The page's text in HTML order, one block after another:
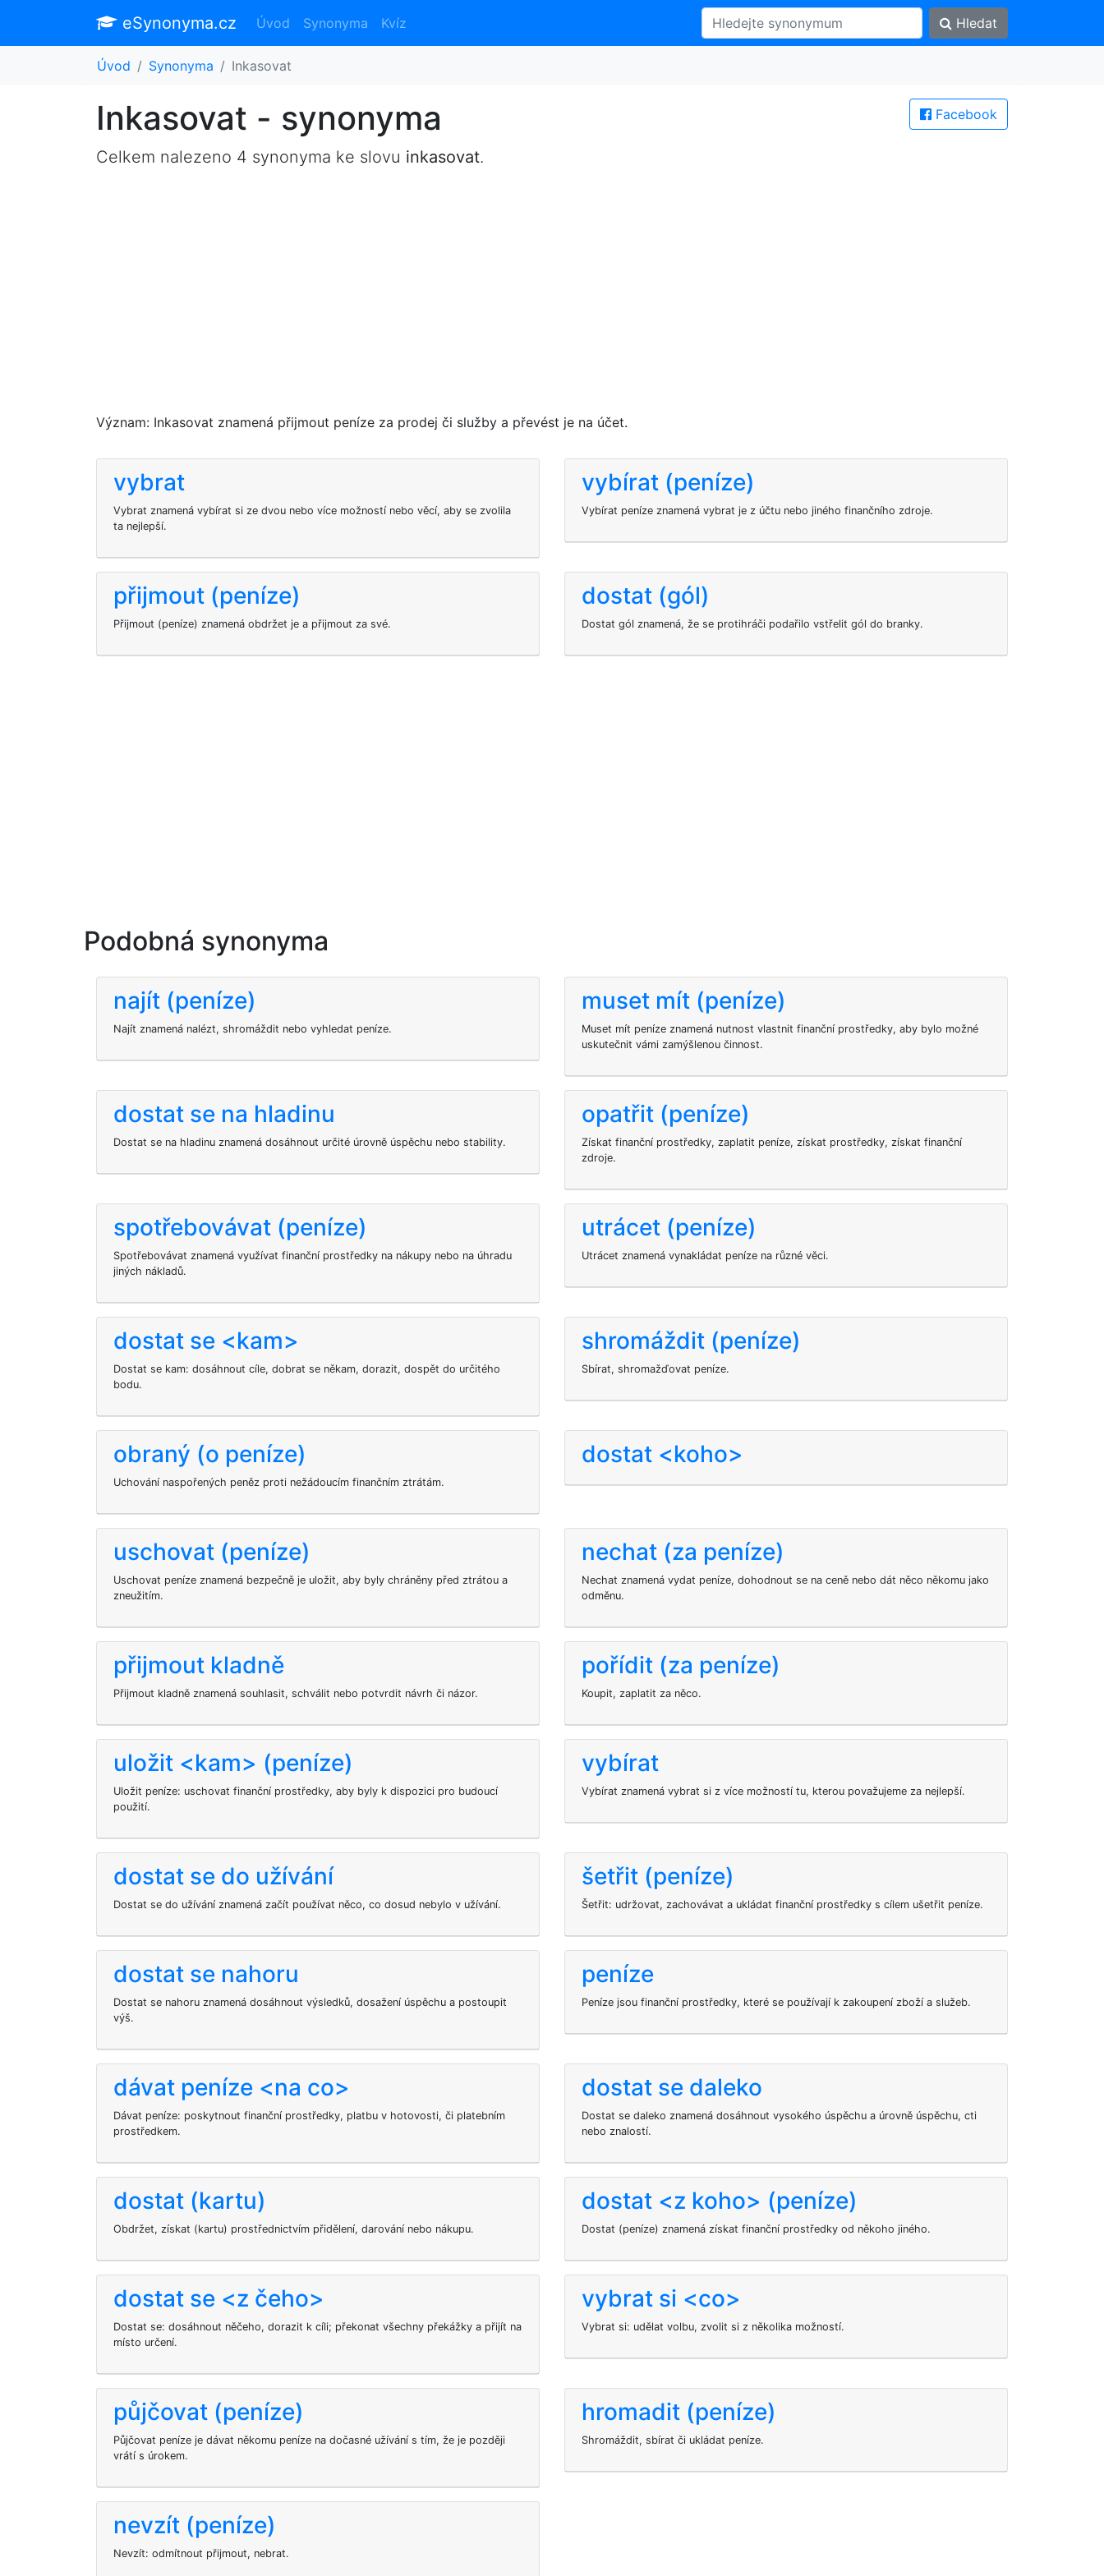
eSynonyma.cz Úvod Synonyma Kvíz Hledat
Úvod Synonyma Inkasovat
Facebook
Inkasovat - synonyma
Celkem nalezeno 4 synonyma ke slovu inkasovat.
Význam: Inkasovat znamená přijmout peníze za prodej či služby a převést je na účet.
vybrat
Vybrat znamená vybírat si ze dvou nebo více možností nebo věcí, aby se zvolila
ta nejlepší.
vybírat (peníze)
Vybírat peníze znamená vybrat je z účtu nebo jiného finančního zdroje.
přijmout (peníze)
Přijmout (peníze) znamená obdržet je a přijmout za své.
dostat (gól)
Dostat gól znamená, že se protihráči podařilo vstřelit gól do branky.
Podobná synonyma
najít (peníze)
Najít znamená nalézt, shromáždit nebo vyhledat peníze.
muset mít (peníze)
Muset mít peníze znamená nutnost vlastnit finanční prostředky, aby bylo možné
uskutečnit vámi zamýšlenou činnost.
dostat se na hladinu
Dostat se na hladinu znamená dosáhnout určité úrovně úspěchu nebo stability.
opatřit (peníze)
Získat finanční prostředky, zaplatit peníze, získat prostředky, získat finanční
zdroje.
spotřebovávat (peníze)
Spotřebovávat znamená využívat finanční prostředky na nákupy nebo na úhradu
jiných nákladů.
utrácet (peníze)
Utrácet znamená vynakládat peníze na různé věci.
dostat se <kam>
Dostat se kam: dosáhnout cíle, dobrat se někam, dorazit, dospět do určitého
bodu.
shromáždit (peníze)
Sbírat, shromažďovat peníze.
obraný (o peníze)
Uchování naspořených peněz proti nežádoucím finančním ztrátám.
dostat <koho>
uschovat (peníze)
Uschovat peníze znamená bezpečně je uložit, aby byly chráněny před ztrátou a
zneužitím.
nechat (za peníze)
Nechat znamená vydat peníze, dohodnout se na ceně nebo dát něco někomu jako
odměnu.
přijmout kladně
Přijmout kladně znamená souhlasit, schválit nebo potvrdit návrh či názor.
pořídit (za peníze)
Koupit, zaplatit za něco.
uložit <kam> (peníze)
Uložit peníze: uschovat finanční prostředky, aby byly k dispozici pro budoucí
použití.
vybírat
Vybírat znamená vybrat si z více možností tu, kterou považujeme za nejlepší.
dostat se do užívání
Dostat se do užívání znamená začít používat něco, co dosud nebylo v užívání.
šetřit (peníze)
Šetřit: udržovat, zachovávat a ukládat finanční prostředky s cílem ušetřit peníze.
dostat se nahoru
Dostat se nahoru znamená dosáhnout výsledků, dosažení úspěchu a postoupit
výš.
peníze
Peníze jsou finanční prostředky, které se používají k zakoupení zboží a služeb.
dávat peníze <na co>
Dávat peníze: poskytnout finanční prostředky, platbu v hotovosti, či platebním
prostředkem.
dostat se daleko
Dostat se daleko znamená dosáhnout vysokého úspěchu a úrovně úspěchu, cti
nebo znalostí.
dostat (kartu)
Obdržet, získat (kartu) prostřednictvím přidělení, darování nebo nákupu.
dostat <z koho> (peníze)
Dostat (peníze) znamená získat finanční prostředky od někoho jiného.
dostat se <z čeho>
Dostat se: dosáhnout něčeho, dorazit k cíli; překonat všechny překážky a přijít na
místo určení.
vybrat si <co>
Vybrat si: udělat volbu, zvolit si z několika možností.
půjčovat (peníze)
Půjčovat peníze je dávat někomu peníze na dočasné užívání s tím, že je později
vrátí s úrokem.
hromadit (peníze)
Shromáždit, sbírat či ukládat peníze.
nevzít (peníze)
Nevzít: odmítnout přijmout, nebrat.